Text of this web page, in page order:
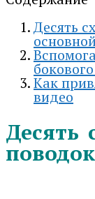
Десять
Как
видео
Десять